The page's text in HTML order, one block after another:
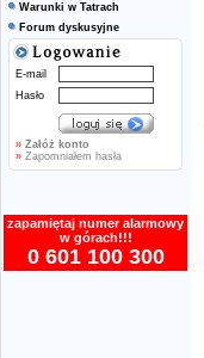
Warunki w Tatrach
Forum dyskusyjne
E-mail
Hasło
» Załóż konto
» Zapomniałem hasła
zapamiętaj numer alarmowy
w górach!!!
0 601 100 300